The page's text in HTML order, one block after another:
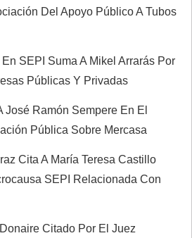
Del Apoyo Público A Tubos
SEPI Suma A Mikel Arrarás Por
Públicas Y Privadas
José Ramón Sempere En El
Pública Sobre Mercasa
Cita A María Teresa Castillo
SEPI Relacionada Con
Citado Por El Juez